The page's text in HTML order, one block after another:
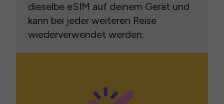
dieselbe eSIM auf deinem Gerät und
kann bei jeder weiteren Reise
wiederverwendet werden.